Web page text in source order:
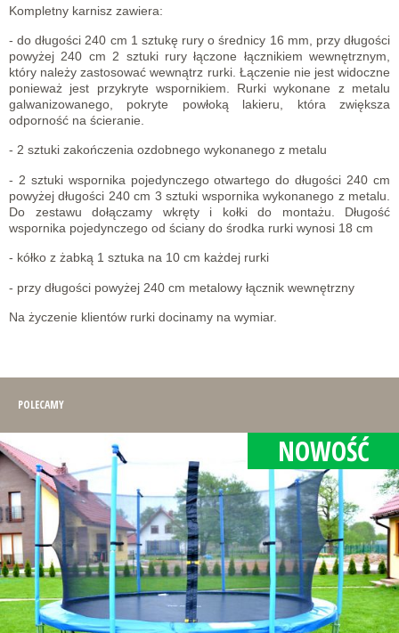
Kompletny karnisz zawiera:
- do długości 240 cm 1 sztukę rury o średnicy 16 mm, przy długości
powyżej 240 cm 2 sztuki rury łączone łącznikiem wewnętrznym,
który należy zastosować wewnątrz rurki. Łączenie nie jest widoczne
ponieważ jest przykryte wspornikiem. Rurki wykonane z metalu
galwanizowanego, pokryte powłoką lakieru, która zwiększa
odporność na ścieranie.
- 2 sztuki zakończenia ozdobnego wykonanego z metalu
- 2 sztuki wspornika pojedynczego otwartego do długości 240 cm
powyżej długości 240 cm 3 sztuki wspornika wykonanego z metalu.
Do zestawu dołączamy wkręty i kołki do montażu. Długość
wspornika pojedynczego od ściany do środka rurki wynosi 18 cm
- kółko z żabką 1 sztuka na 10 cm każdej rurki
- przy długości powyżej 240 cm metalowy łącznik wewnętrzny
Na życzenie klientów rurki docinamy na wymiar.
POLECAMY
NOWOŚĆ